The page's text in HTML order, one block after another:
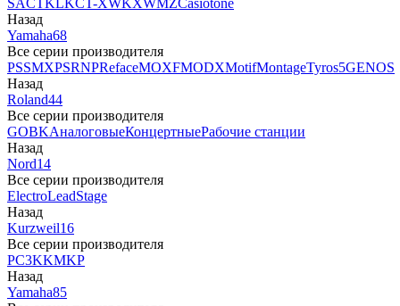
SACTKLKCT-XWKXWMZCasiotone
Назад
Yamaha68
Все серии производителя
PSSMXPSRNPRefaceMOXFMODXMotifMontageTyros5GENOS
Назад
Roland44
Все серии производителя
GOBKАналоговыеКонцертныеРабочие станции
Назад
Nord14
Все серии производителя
ElectroLeadStage
Назад
Kurzweil16
Все серии производителя
PC3KKMKP
Назад
Yamaha85